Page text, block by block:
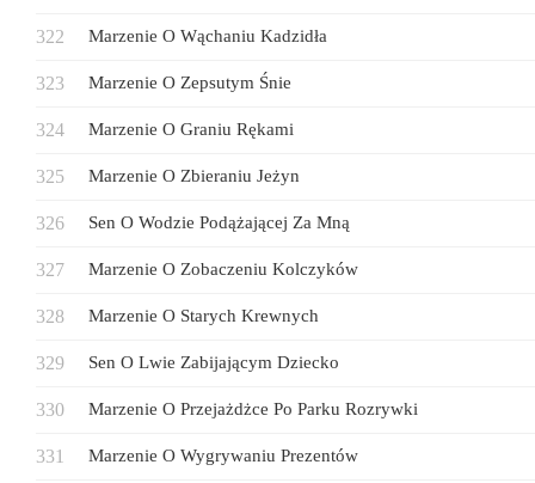
Marzenie O Wąchaniu Kadzidła
Marzenie O Zepsutym Śnie
Marzenie O Graniu Rękami
Marzenie O Zbieraniu Jeżyn
Sen O Wodzie Podążającej Za Mną
Marzenie O Zobaczeniu Kolczyków
Marzenie O Starych Krewnych
Sen O Lwie Zabijającym Dziecko
Marzenie O Przejażdżce Po Parku Rozrywki
Marzenie O Wygrywaniu Prezentów